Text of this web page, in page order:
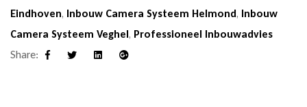
Eindhoven, Inbouw Camera Systeem Helmond, Inbouw
Camera Systeem Veghel, Professioneel Inbouwadvies
Share:
Facebook LinkedinGoogle+